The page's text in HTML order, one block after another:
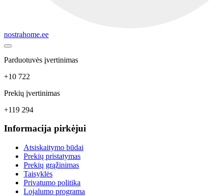
nostrahome.ee
Parduotuvės įvertinimas
+10 722
Prekių įvertinimas
+119 294
Informacija pirkėjui
Atsiskaitymo būdai
Prekių pristatymas
Prekių grąžinimas
Taisyklės
Privatumo politika
Lojalumo programa